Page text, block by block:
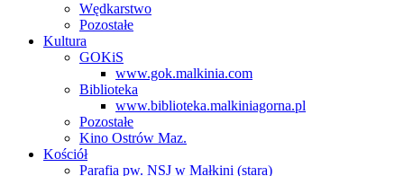
Wędkarstwo
Pozostałe
Kultura
GOKiS
www.gok.malkinia.com
Biblioteka
www.biblioteka.malkiniagorna.pl
Pozostałe
Kino Ostrów Maz.
Kościół
Parafia pw. NSJ w Małkini (stara)